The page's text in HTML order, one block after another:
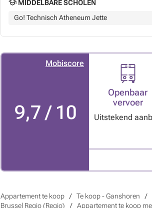
MIDDELBARE SCHOLEN
Go! Technisch Atheneum Jette
Mobiscore
9,7 / 10
Openbaar
vervoer
Uitstekend
Appartement te koop Te koop - Ganshoren
Brussel Regio (Regio)
Appartement te koop